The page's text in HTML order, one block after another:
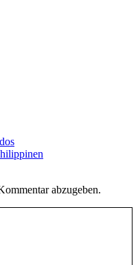
abzugeben.